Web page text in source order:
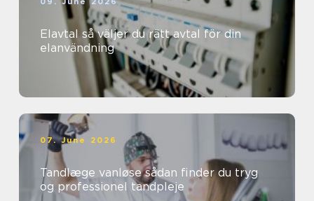
Elavtal så väljer du rätt avtal för din
elanvändning
07. June 2026
Tandlæge vanløse sådan finder du tryg
og professionel tandpleje